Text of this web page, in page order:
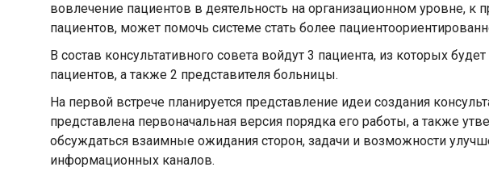
вовлечение пациентов в деятельность на организационном уровне, к
пациентов, может помочь системе стать более
В состав консультативного совета войдут 3 пациента, из которых
пациентов, а также 2 представителя больницы.
На первой встрече планируется представление идеи создания
представлена первоначальная версия порядка его работы, а также
обсуждаться взаимные ожидания сторон, задачи и возможности
информационных каналов.